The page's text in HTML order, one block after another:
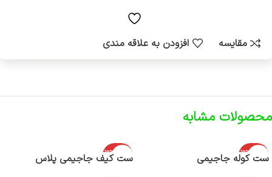
مقایسه افزودن به علاقه مندی
محصولات مشابه
اتمام موجود
ی
ست کوله جاجیمی
اتمام موجود
ی
ست کیف جاجیمی پلاس